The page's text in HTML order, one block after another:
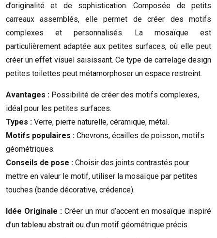
d’originalité et de sophistication. Composée de petits
carreaux assemblés, elle permet de créer des motifs
complexes et personnalisés. La mosaïque est
particulièrement adaptée aux petites surfaces, où elle peut
créer un effet visuel saisissant. Ce type de carrelage design
petites toilettes peut métamorphoser un espace restreint.
Avantages : Possibilité de créer des motifs complexes,
idéal pour les petites surfaces.
Types : Verre, pierre naturelle, céramique, métal.
Motifs populaires : Chevrons, écailles de poisson, motifs
géométriques.
Conseils de pose : Choisir des joints contrastés pour
mettre en valeur le motif, utiliser la mosaïque par petites
touches (bande décorative, crédence).
Idée Originale : Créer un mur d’accent en mosaïque inspiré
d’un tableau abstrait ou d’un motif géométrique précis.